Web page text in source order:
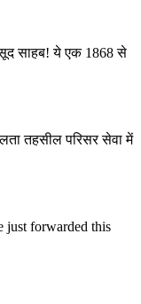
साहब! ये एक 1868 से
तहसील परिसर सेवा में
just forwarded this